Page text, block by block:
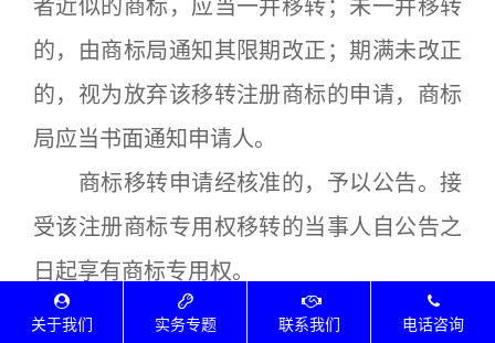
者近似的商标，应当一并移转；未一并移转
的，由商标局通知其限期改正；期满未改正
的，视为放弃该移转注册商标的申请，商标
局应当书面通知申请人。
商标移转申请经核准的，予以公告。接
受该注册商标专用权移转的当事人自公告之
日起享有商标专用权。
第三十三条 注册商标需要续展注册
关于我们 实务专题 联系我们 电话咨询